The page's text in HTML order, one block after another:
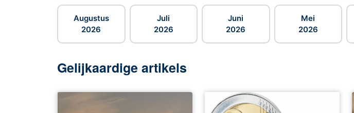
Augustus
2026
Juli
2026
Juni
2026
Mei
2026
Gelijkaardige artikels